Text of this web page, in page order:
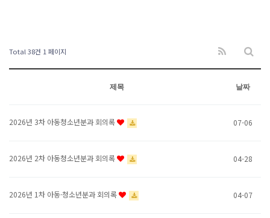
Total 38건 1 페이지
제목 날짜
2026년 3차 아동청소년분과 회의록 07-06
2026년 2차 아동청소년분과 회의록 04-28
2026년 1차 아동·청소년분과 회의록 04-07